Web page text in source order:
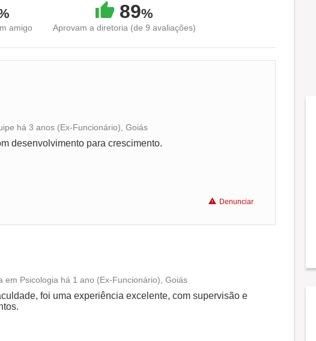
amigo
89%
Aprovam a diretoria (de 9 avaliações)
Conciliação com a vida familiar
há 3 anos (Ex-Funcionário), Goiás
desenvolvimento para crescimento.
Denunciar
Conciliação com a vida familiar
em Psicologia há 1 ano (Ex-Funcionário), Goiás
foi uma experiência excelente, com supervisão e